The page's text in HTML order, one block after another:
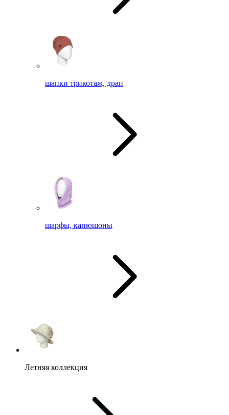
шапки трикотаж, драп
шарфы, капюшоны
Летняя коллекция